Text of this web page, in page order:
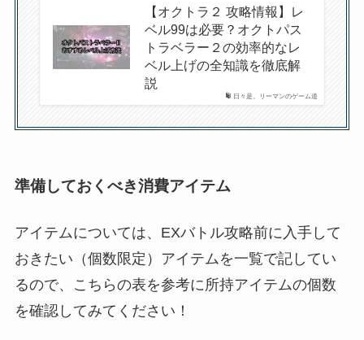
日々是。リーマンのゲーム道
【オクトラ２ 攻略情報】レ
ベル99は必要？オクトパス
トラベラー２の効率的なレ
ベル上げの全知識を徹底解
説
準備しておくべき消費アイテム
アイテムについては、EXバトル攻略前に入手して
おきたい（個数限定）アイテムを一覧で記してい
るので、こちらの表を参考に所持アイテムの個数
を確認してみてください！